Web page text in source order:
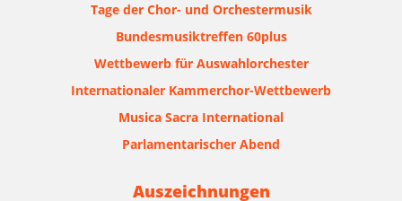
Tage der Chor- und Orchestermusik
Bundesmusiktreffen 60plus
Wettbewerb für Auswahlorchester
Internationaler Kammerchor-Wettbewerb
Musica Sacra International
Parlamentarischer Abend
Auszeichnungen